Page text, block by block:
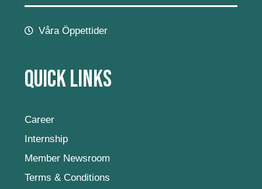
Våra Öppettider
Quick Links
Career
Internship
Member Newsroom
Terms & Conditions